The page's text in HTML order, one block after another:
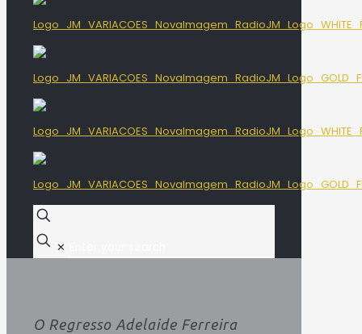
✕
O Regresso Adelaide Ferreira